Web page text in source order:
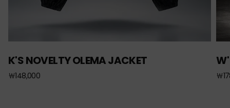
K'S NOVELTY OLEMA JACKET
￦148,000
W'
￦